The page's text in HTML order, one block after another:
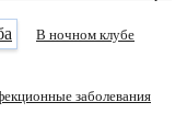
В ночном клубе
заболевания